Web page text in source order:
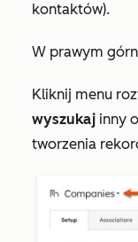
kontaktów).
W prawym
Kliknij menu
wyszukaj inny
tworzenia